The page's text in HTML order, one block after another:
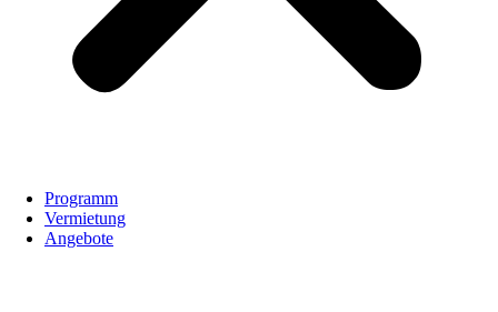
Programm
Vermietung
Angebote